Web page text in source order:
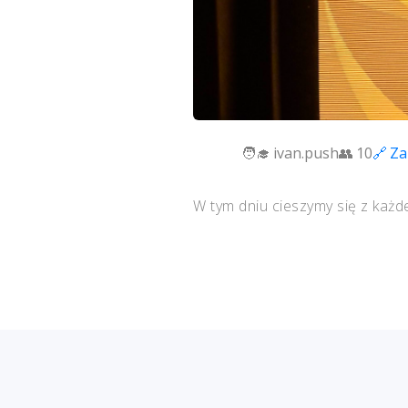
ivan.push 10
W tym dniu cieszymy się z